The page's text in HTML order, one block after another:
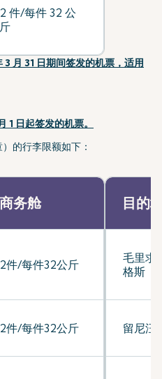
2 件/每件 32 公
斤
月 31 日期间签发的机票，适用
1 日起签发的机票。
的行李限额如下：
商务舱
2件/每件32公斤
2件/每件32公斤
目的
毛里求
格斯
留尼汪